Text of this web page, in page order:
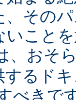
その
いこと
、おそ
するド
べきで